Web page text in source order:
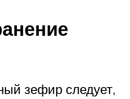
зефир следует,